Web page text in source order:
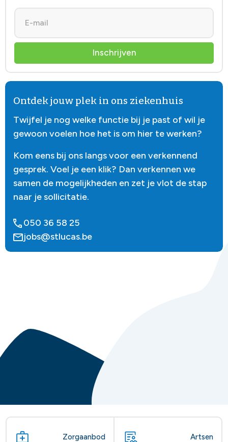
Inschrijven
Ontdek jouw plek in ons ziekenhuis
Twijfel je nog welke functie bij je past of wil je
gewoon voelen hoe het is om hier te werken?
Kom eens bij ons langs voor een verkennend
gesprek. Voel je een klik? Dan verkennen we
samen de mogelijkheden en zet je vlot de stap
naar je sollicitatie.
050 36 58 25
jobs@stlucas.be
Zorgaanbod Artsen